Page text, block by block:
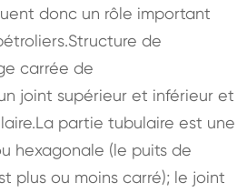
donc un rôle important
de
carrée de
joint supérieur et inférieur et
partie tubulaire est une
hexagonale (le puits de
plus ou moins carré); le joint